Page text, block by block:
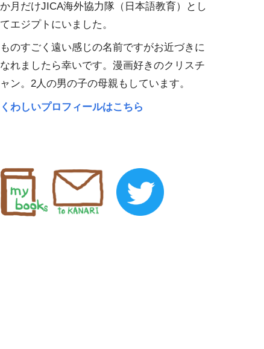
か月だけJICA海外協力隊（日本語教育）とし
てエジプトにいました。
ものすごく遠い感じの名前ですがお近づきに
なれましたら幸いです。漫画好きのクリスチ
ャン。2人の男の子の母親もしています。
くわしいプロフィールはこちら